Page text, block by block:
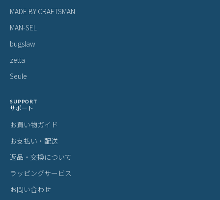
MADE BY CRAFTSMAN
MAN-SEL
bugslaw
zetta
Seule
SUPPORT
サポート
お買い物ガイド
お支払い・配送
返品・交換について
ラッピングサービス
お問い合わせ